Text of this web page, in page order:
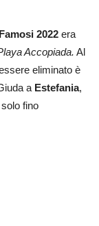
2022 era
Accopiada. Al
eliminato è
a Estefania,
fino